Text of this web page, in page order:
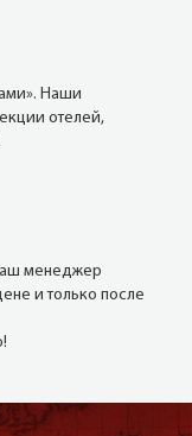
Наши
отелей,
менеджер
и только после